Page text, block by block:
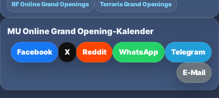
RF Online Grand Openings Terraria Grand Openings
MU Online Grand Opening-Kalender
Facebook X Reddit WhatsApp Telegram
E-Mail